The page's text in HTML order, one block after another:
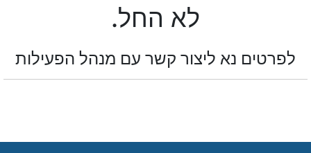
לא החל.
לפרטים נא ליצור קשר עם מנהל הפעילות